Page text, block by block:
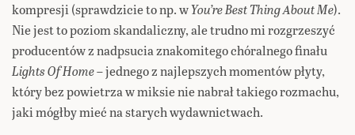
kompresji (sprawdzicie to np. wYou’re Best Thing About Me).
Nie jest to poziom skandaliczny, ale trudno mi rozgrzeszyć
producentów z nadpsucia znakomitego chóralnego finału
Lights Of Home– jednego z najlepszych momentów płyty,
który bez powietrza w miksie nie nabrał takiego rozmachu,
jaki mógłby mieć na starych wydawnictwach.